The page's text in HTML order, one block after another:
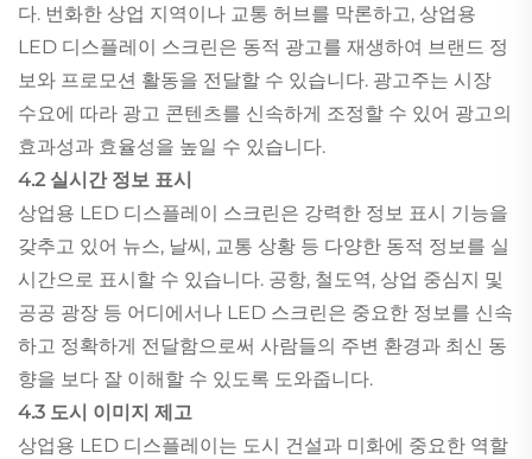
다. 번화한 상업 지역이나 교통 허브를 막론하고, 상업용
LED 디스플레이 스크린은 동적 광고를 재생하여 브랜드 정
보와 프로모션 활동을 전달할 수 있습니다. 광고주는 시장
수요에 따라 광고 콘텐츠를 신속하게 조정할 수 있어 광고의
효과성과 효율성을 높일 수 있습니다.
4.2 실시간 정보 표시
상업용 LED 디스플레이 스크린은 강력한 정보 표시 기능을
갖추고 있어 뉴스, 날씨, 교통 상황 등 다양한 동적 정보를 실
시간으로 표시할 수 있습니다. 공항, 철도역, 상업 중심지 및
공공 광장 등 어디에서나 LED 스크린은 중요한 정보를 신속
하고 정확하게 전달함으로써 사람들의 주변 환경과 최신 동
향을 보다 잘 이해할 수 있도록 도와줍니다.
4.3 도시 이미지 제고
상업용 LED 디스플레이는 도시 건설과 미화에 중요한 역할